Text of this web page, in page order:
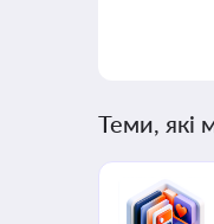
Теми, які